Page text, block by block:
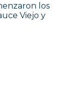
los
Viejo y